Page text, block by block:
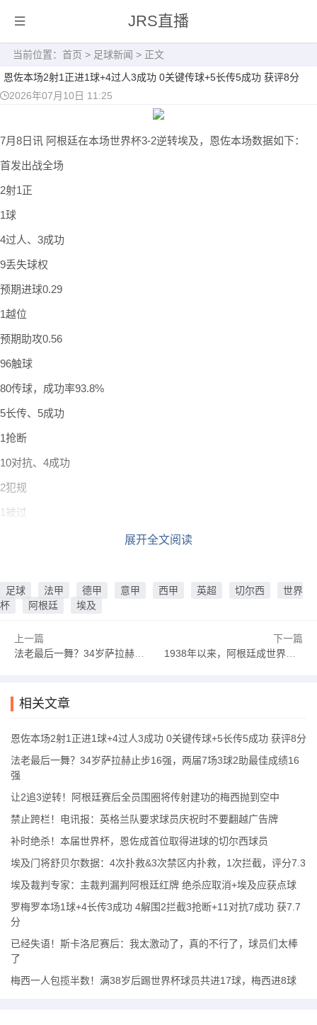
JRS直播
当前位置： 首页 > 足球新闻 > 正文
恩佐本场2射1正进1球+4过人3成功 0关键传球+5长传5成功 获评8分
2026年07月10日 11:25
7月8日讯 阿根廷在本场世界杯3-2逆转埃及，恩佐本场数据如下：
首发出战全场
2射1正
1球
4过人、3成功
9丢失球权
预期进球0.29
1越位
预期助攻0.56
96触球
80传球，成功率93.8%
5长传、5成功
1抢断
10对抗、4成功
2犯规
1被过
展开全文阅读
足球 法甲 德甲 意甲 西甲 英超 切尔西
世界
杯
阿根廷 埃及
上一篇
法老最后一舞？34岁萨拉赫止步16强，两届7场3球2助最佳成绩16强
下一篇
1938年以来，阿根廷成世界杯淘汰赛首支逆转两球劣势的非欧洲球队
相关文章
恩佐本场2射1正进1球+4过人3成功 0关键传球+5长传5成功 获评8分
法老最后一舞？34岁萨拉赫止步16强，两届7场3球2助最佳成绩16
强
让2追3逆转！阿根廷赛后全员围圈将传射建功的梅西抛到空中
禁止跨栏！电讯报：英格兰队要求球员庆祝时不要翻越广告牌
补时绝杀！本届世界杯，恩佐成首位取得进球的切尔西球员
埃及门将舒贝尔数据：4次扑救&3次禁区内扑救，1次拦截，评分7.3
埃及裁判专家：主裁判漏判阿根廷红牌 绝杀应取消+埃及应获点球
罗梅罗本场1球+4长传3成功 4解围2拦截3抢断+11对抗7成功 获7.7
分
已经失语！斯卡洛尼赛后：我太激动了，真的不行了，球员们太棒
了
梅西一人包揽半数！满38岁后踢世界杯球员共进17球，梅西进8球